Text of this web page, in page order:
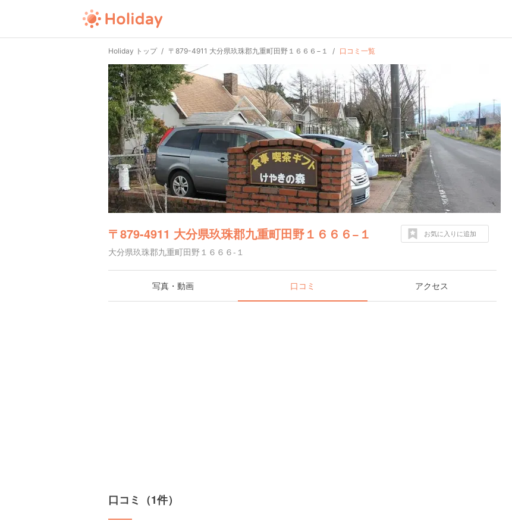
Holiday トップ 〒879-4911 大分県玖珠郡九重町田野１６６６−１ 口コミ一覧
〒879-4911 大分県玖珠郡九重町田野１６６６−１
大分県玖珠郡九重町田野１６６６-１
お気に入りに追加
写真・動画 口コミ アクセス
口コミ（1件）